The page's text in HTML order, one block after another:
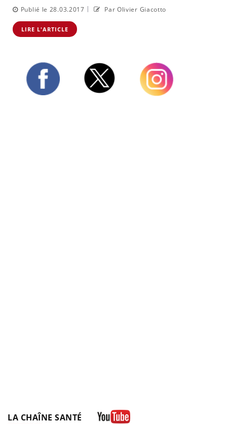
Publié le 28.03.2017 | Par Olivier Giacotto
LIRE L'ARTICLE
LA CHAÎNE SANTÉ